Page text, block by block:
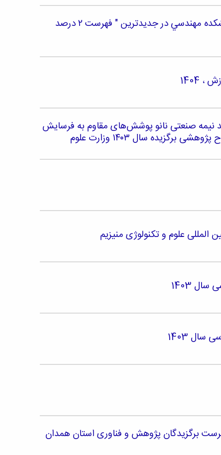
قرار گرفتن نام 3 عضو هیات علمی و 4 دانش آموخته دانشکده مهندسي در جدیدترین " فهرست ۲ درصد
نیمه صنعتی نانو‌ پوشش‌های مقاوم به فرسایش
سال ۱۴۰۳ وزارت علوم
1403
1403
برگزیدگان پژوهش و فناوری استان همدان